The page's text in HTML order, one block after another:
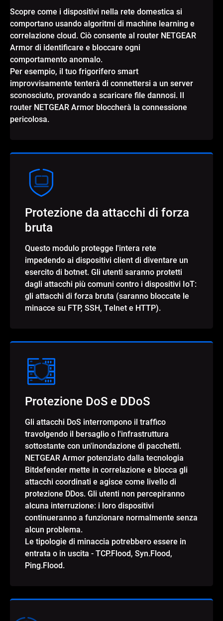
Scopre come i dispositivi nella rete domestica si
comportano usando algoritmi di machine learning e
correlazione cloud. Ciò consente al router NETGEAR
Armor di identificare e bloccare ogni
comportamento anomalo.
Per esempio, il tuo frigorifero smart
improvvisamente tenterà di connettersi a un server
sconosciuto, provando a scaricare file dannosi. Il
router NETGEAR Armor bloccherà la connessione
pericolosa.
Protezione da attacchi di forza
bruta
Questo modulo protegge l'intera rete
impedendo ai dispositivi client di diventare un
esercito di botnet. Gli utenti saranno protetti
dagli attacchi più comuni contro i dispositivi IoT:
gli attacchi di forza bruta (saranno bloccate le
minacce su FTP, SSH, Telnet e HTTP).
Protezione DoS e DDoS
Gli attacchi DoS interrompono il traffico
travolgendo il bersaglio o l'infrastruttura
sottostante con un'inondazione di pacchetti.
NETGEAR Armor potenziato dalla tecnologia
Bitdefender mette in correlazione e blocca gli
attacchi coordinati e agisce come livello di
protezione DDos. Gli utenti non percepiranno
alcuna interruzione: i loro dispositivi
continueranno a funzionare normalmente senza
alcun problema.
Le tipologie di minaccia potrebbero essere in
entrata o in uscita - TCP.Flood, Syn.Flood,
Ping.Flood.